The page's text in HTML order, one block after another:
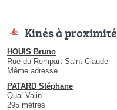
Kinés à proximité
HOUIS Bruno
Rue du Rempart Saint Claude
Même adresse
PATARD Stéphane
Quai Valin
295 mètres